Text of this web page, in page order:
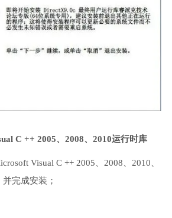
C ++ 2005、2008、2010运行时库
Visual C ++ 2005、2008、2010、
完成安装；